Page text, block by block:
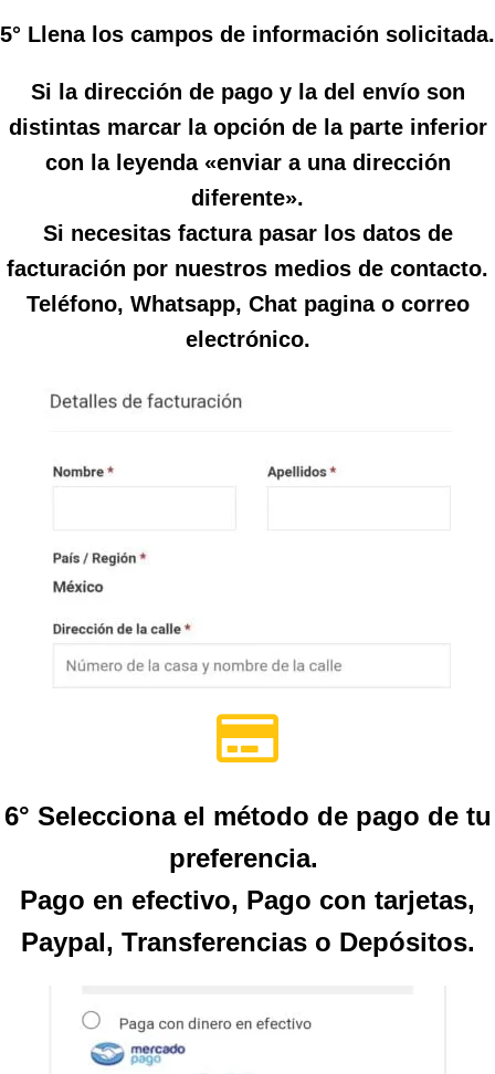
5° Llena los campos de información solicitada.
Si la dirección de pago y la del envío son
distintas marcar la opción de la parte inferior
con la leyenda «enviar a una dirección
diferente».
Si necesitas factura pasar los datos de
facturación por nuestros medios de contacto.
Teléfono, Whatsapp, Chat pagina o correo
electrónico.
6° Selecciona el método de pago de tu
preferencia.
Pago en efectivo, Pago con tarjetas,
Paypal, Transferencias o Depósitos.